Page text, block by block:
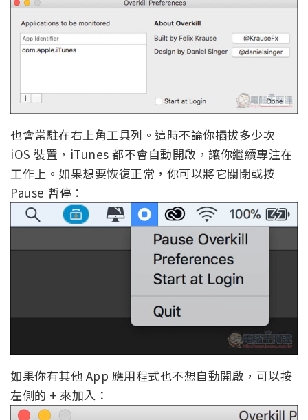
也會常駐在右上角工具列。這時不論你插拔多少次
iOS 裝置，iTunes 都不會自動開啟，讓你繼續專注在
工作上。如果想要恢復正常，你可以將它關閉或按
Pause 暫停：
如果你有其他 App 應用程式也不想自動開啟，可以按
左側的 + 來加入：